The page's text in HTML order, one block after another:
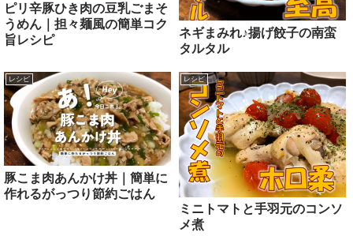
ピリ辛豚ひき肉の豆乳ごまそ
うめん｜担々麺風の簡単コク
旨レシピ
ネギまみれ♪揚げ餃子の南蛮
タルタル
レシピ
豚こま肉あんかけ丼｜簡単に
作れるがっつり節約ごはん
レシピ
ミニトマトと手羽元のコンソ
メ煮